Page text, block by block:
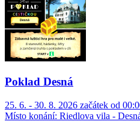
Poklad Desná
25. 6. - 30. 8. 2026 začátek od
Místo konání: Riedlova vila -